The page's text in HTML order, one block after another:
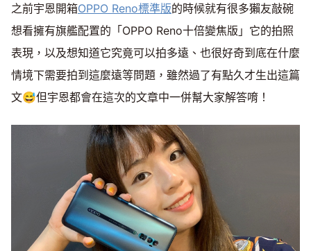
之前宇恩開箱OPPO Reno標準版的時候就有很多獺友敲碗
想看擁有旗艦配置的「OPPO Reno十倍變焦版」它的拍照
表現，以及想知道它究竟可以拍多遠、也很好奇到底在什麼
情境下需要拍到這麼遠等問題，雖然過了有點久才生出這篇
文😅但宇恩都會在這次的文章中一併幫大家解答唷！